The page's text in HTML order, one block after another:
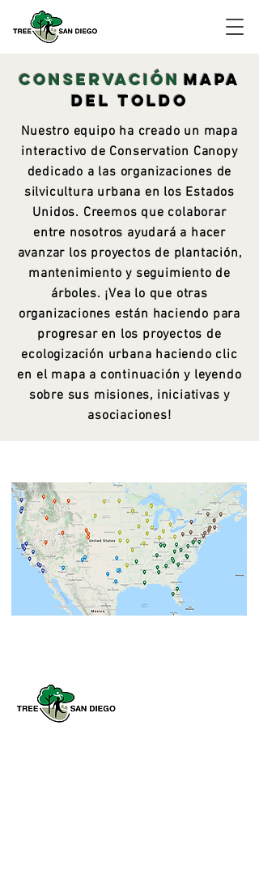
CONSERVACIÓN MAPA
DEL TOLDO
Nuestro equipo ha creado un mapa
interactivo de Conservation Canopy
dedicado a las organizaciones de
silvicultura urbana en los Estados
Unidos. Creemos que colaborar
entre nosotros ayudará a hacer
avanzar los proyectos de plantación,
mantenimiento y seguimiento de
árboles. ¡Vea lo que otras
organizaciones están haciendo para
progresar en los proyectos de
ecologización urbana haciendo clic
en el mapa a continuación y leyendo
sobre sus misiones, iniciativas y
asociaciones!